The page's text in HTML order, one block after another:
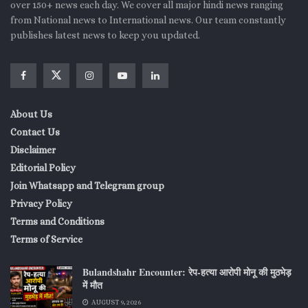
over 150+ news each day. We cover all major hindi news ranging
from National news to International news. Our team constantly
publishes latest news to keep you updated.
About Us
Contact Us
Disclaimer
Editorial Policy
Join Whatsapp and Telegram group
Privacy Policy
Terms and Conditions
Terms of Service
Bulandshahr Encounter: रेप-हत्या आरोपी मोनू की मुठभेड़
में मौत
AUGUST 9, 2026